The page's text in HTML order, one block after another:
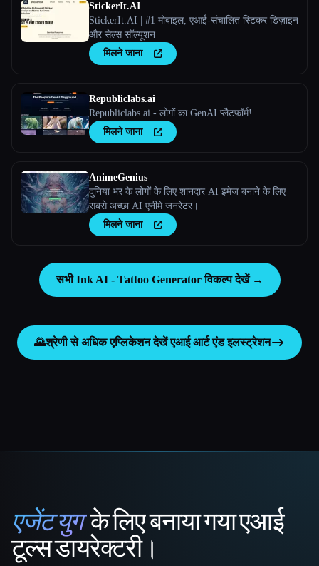
StickerIt.AI
StickerIt.AI | #1 मोबाइल, एआई-संचालित स्टिकर डिज़ाइन
और सेल्स सॉल्यूशन
मिलने जाना
Republiclabs.ai
Republiclabs.ai - लोगों का GenAI प्लैटफ़ॉर्म!
मिलने जाना
AnimeGenius
दुनिया भर के लोगों के लिए शानदार AI इमेज बनाने के लिए
सबसे अच्छा AI एनीमे जनरेटर।
मिलने जाना
सभी Ink AI - Tattoo Generator विकल्प देखें →
🌄श्रेणी से अधिक एप्लिकेशन देखेंएआई आर्ट एंड इलस्ट्रेशन
That AI Collection
एजेंट युगके लिए बनाया गया एआई
टूल्स डायरेक्टरी।